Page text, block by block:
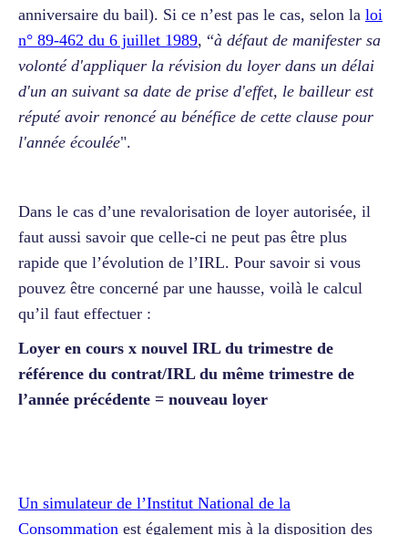
anniversaire du bail). Si ce n’est pas le cas, selon la loi
n° 89-462 du 6 juillet 1989, “à défaut de manifester sa
volonté d'appliquer la révision du loyer dans un délai
d'un an suivant sa date de prise d'effet, le bailleur est
réputé avoir renoncé au bénéfice de cette clause pour
l'année écoulée".
Dans le cas d’une revalorisation de loyer autorisée, il
faut aussi savoir que celle-ci ne peut pas être plus
rapide que l’évolution de l’IRL. Pour savoir si vous
pouvez être concerné par une hausse, voilà le calcul
qu’il faut effectuer :
Loyer en cours x nouvel IRL du trimestre de
référence du contrat/IRL du même trimestre de
l’année précédente = nouveau loyer
Un simulateur de l’Institut National de la
Consommation est également mis à la disposition des